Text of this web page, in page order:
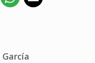
García